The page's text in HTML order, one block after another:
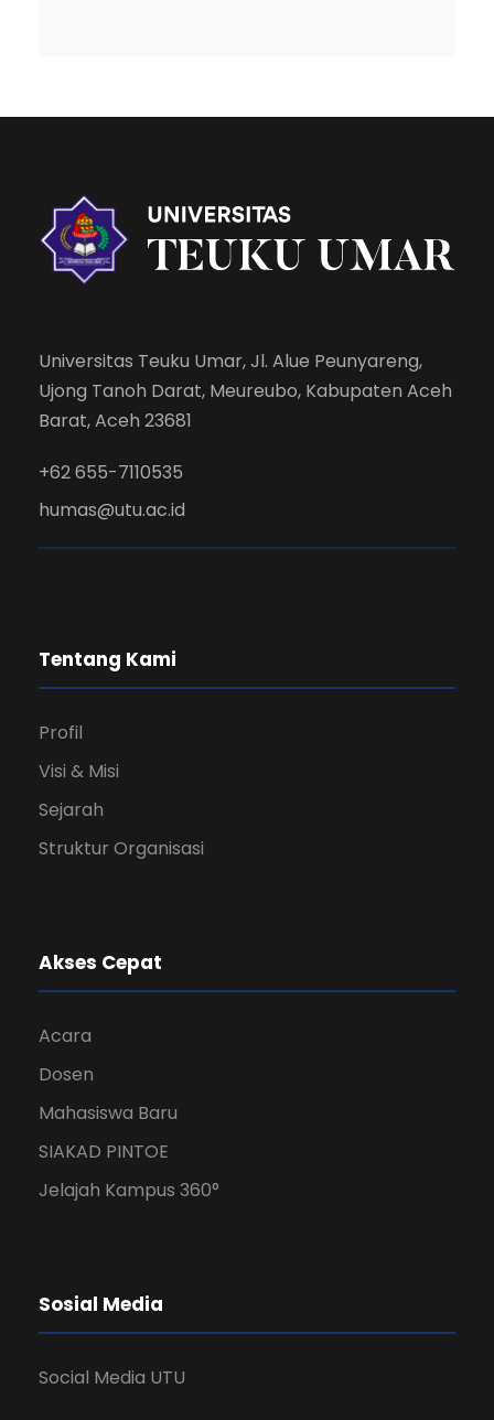
Universitas Teuku Umar, Jl. Alue Peunyareng,
Ujong Tanoh Darat, Meureubo, Kabupaten Aceh
Barat, Aceh 23681
+62 655-7110535
humas@utu.ac.id
Tentang Kami
Profil
Visi & Misi
Sejarah
Struktur Organisasi
Akses Cepat
Acara
Dosen
Mahasiswa Baru
SIAKAD PINTOE
Jelajah Kampus 360°
Sosial Media
Social Media UTU